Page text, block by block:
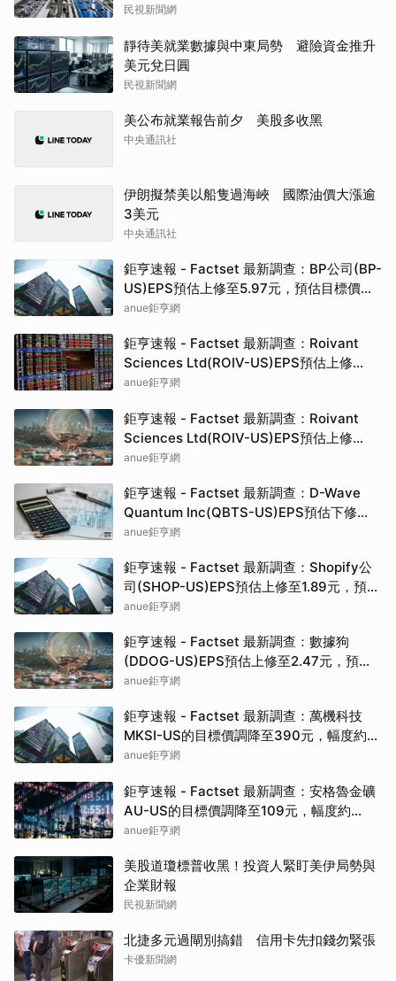
民視新聞網
靜待美就業數據與中東局勢 避險資金推升
美元兌日圓
民視新聞網
美公布就業報告前夕 美股多收黑
中央通訊社
伊朗擬禁美以船隻過海峽 國際油價大漲逾
3美元
中央通訊社
鉅亨速報 - Factset 最新調查：BP公司(BP-
US)EPS預估上修至5.97元，預估目標價為
49.21元
anue鉅亨網
鉅亨速報 - Factset 最新調查：Roivant
Sciences Ltd(ROIV-US)EPS預估上修
至-1.27元，預估目標價為40.00元
anue鉅亨網
鉅亨速報 - Factset 最新調查：Roivant
Sciences Ltd(ROIV-US)EPS預估上修
至-1.27元，預估目標價為40.00元
anue鉅亨網
鉅亨速報 - Factset 最新調查：D-Wave
Quantum Inc(QBTS-US)EPS預估下修
至-0.31元，預估目標價為38.50元
anue鉅亨網
鉅亨速報 - Factset 最新調查：Shopify公
司(SHOP-US)EPS預估上修至1.89元，預估
目標價為175.00元
anue鉅亨網
鉅亨速報 - Factset 最新調查：數據狗
(DDOG-US)EPS預估上修至2.47元，預估
目標價為295.00元
anue鉅亨網
鉅亨速報 - Factset 最新調查：萬機科技
MKSI-US的目標價調降至390元，幅度約
6.02%
anue鉅亨網
鉅亨速報 - Factset 最新調查：安格魯金礦
AU-US的目標價調降至109元，幅度約
3.11%
anue鉅亨網
美股道瓊標普收黑！投資人緊盯美伊局勢與
企業財報
民視新聞網
北捷多元過閘別搞錯 信用卡先扣錢勿緊張
卡優新聞網